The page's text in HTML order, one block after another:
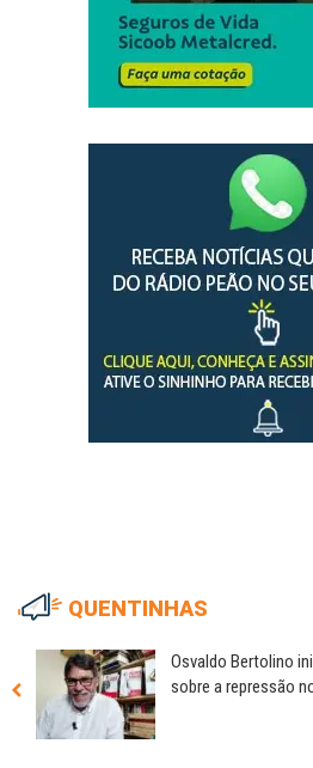
QUENTINHAS
Osvaldo Bertolino
sobre a repressão